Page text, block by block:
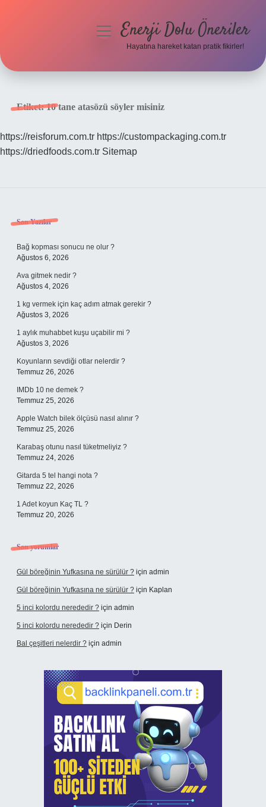
Hakkımızda
menüyüEnerji Dolu Öneriler
Hayatına hareket katan pratik fikirler!
Etiket:10 tane atasözü söyler misiniz
https://reisforum.com.tr https://custompackaging.com.tr
https://driedfoods.com.tr Sitemap
Sidebar
Son Yazılar
Bağ kopması sonucu ne olur ?
Ağustos 6, 2026
Ava gitmek nedir ?
Ağustos 4, 2026
1 kg vermek için kaç adım atmak gerekir ?
Ağustos 3, 2026
1 aylık muhabbet kuşu uçabilir mi ?
Ağustos 3, 2026
Koyunların sevdiği otlar nelerdir ?
Temmuz 26, 2026
IMDb 10 ne demek ?
Temmuz 25, 2026
Apple Watch bilek ölçüsü nasıl alınır ?
Temmuz 25, 2026
Karabaş otunu nasıl tüketmeliyiz ?
Temmuz 24, 2026
Gitarda 5 tel hangi nota ?
Temmuz 22, 2026
1 Adet koyun Kaç TL ?
Temmuz 20, 2026
Son yorumlar
Gül böreğinin Yufkasına ne sürülür ? için admin
Gül böreğinin Yufkasına ne sürülür ? için Kaplan
5 inci kolordu nerededir ? için admin
5 inci kolordu nerededir ? için Derin
Bal çeşitleri nelerdir ? için admin